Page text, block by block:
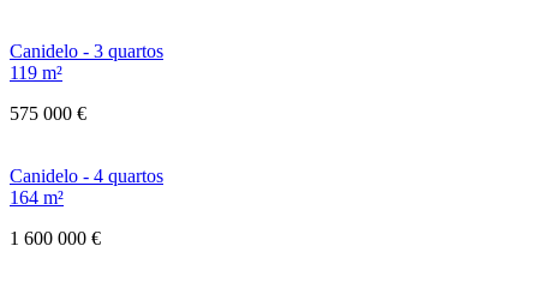
Canidelo - 3 quartos
119 m²
575 000 €
Canidelo - 4 quartos
164 m²
1 600 000 €